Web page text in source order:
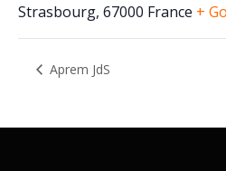
Strasbourg, 67000 France +
Aprem JdS